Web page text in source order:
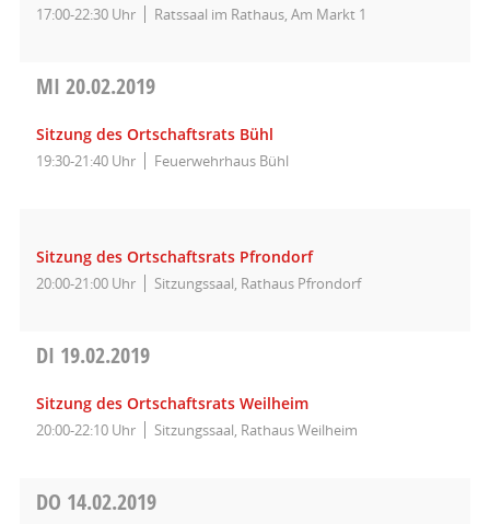
17:00-22:30 Uhr Ratssaal im Rathaus, Am Markt 1
MI 20.02.2019
Sitzung des Ortschaftsrats Bühl
19:30-21:40 Uhr Feuerwehrhaus Bühl
Sitzung des Ortschaftsrats Pfrondorf
20:00-21:00 Uhr Sitzungssaal, Rathaus Pfrondorf
DI 19.02.2019
Sitzung des Ortschaftsrats Weilheim
20:00-22:10 Uhr Sitzungssaal, Rathaus Weilheim
DO 14.02.2019